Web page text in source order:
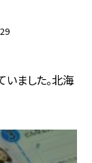
ました。北海